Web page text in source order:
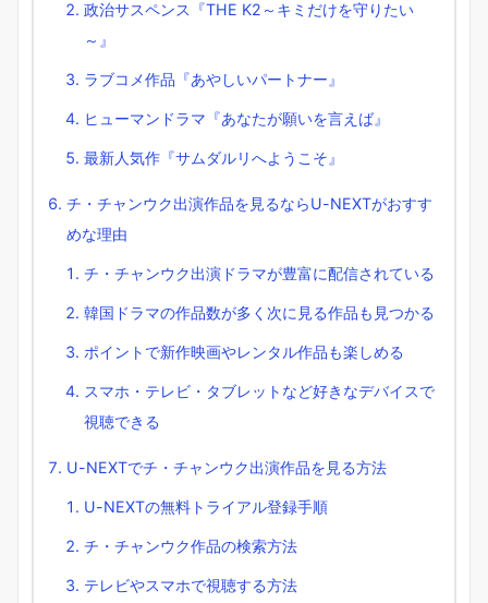
政治サスペンス『THE K2～キミだけを守りたい
～』
ラブコメ作品『あやしいパートナー』
ヒューマンドラマ『あなたが願いを言えば』
最新人気作『サムダルリへようこそ』
チ・チャンウク出演作品を見るならU-NEXTがおすす
めな理由
チ・チャンウク出演ドラマが豊富に配信されている
韓国ドラマの作品数が多く次に見る作品も見つかる
ポイントで新作映画やレンタル作品も楽しめる
スマホ・テレビ・タブレットなど好きなデバイスで
視聴できる
U-NEXTでチ・チャンウク出演作品を見る方法
U-NEXTの無料トライアル登録手順
チ・チャンウク作品の検索方法
テレビやスマホで視聴する方法